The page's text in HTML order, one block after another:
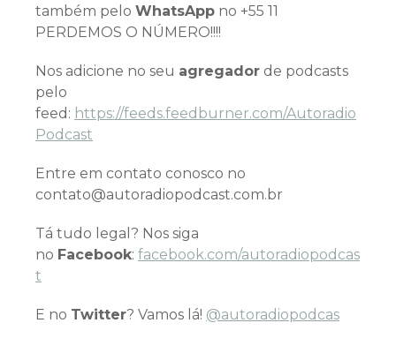
também pelo WhatsApp no +55 11
PERDEMOS O NÚMERO!!!!
Nos adicione no seu agregador de podcasts
pelo
feed: https://feeds.feedburner.com/Autoradio
Podcast
Entre em contato conosco no
contato@autoradiopodcast.com.br
Tá tudo legal? Nos siga
no Facebook: facebook.com/autoradiopodcas
t
E no Twitter? Vamos lá! @autoradiopodcas